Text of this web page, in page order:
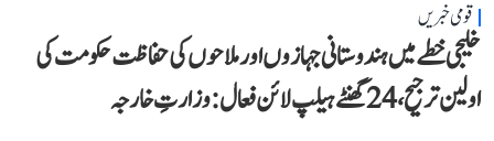
قومی خبریں
خلیجی خطے میں ہندوستانی جہازوں اور ملاحوں کی حفاظت حکومت کی
اولین ترجیح، 24 گھنٹے ہیلپ لائن فعال: وزارتِ خارجہ